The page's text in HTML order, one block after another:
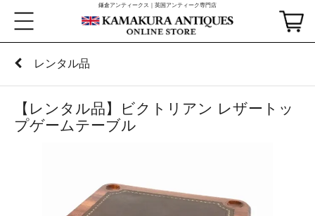
鎌倉アンティークス｜英国アンティーク専門店
レンタル品
【レンタル品】ビクトリアン レザートッ
プゲームテーブル